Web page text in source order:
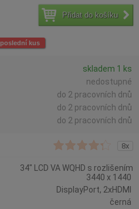
Přidat do košíku
poslední kus
skladem 1 ks
nedostupné
do 2 pracovních dnů
do 2 pracovních dnů
do 2 pracovních dnů
8x
34" LCD VA WQHD s rozlišením
3440 x 1440
DisplayPort, 2xHDMI
černá